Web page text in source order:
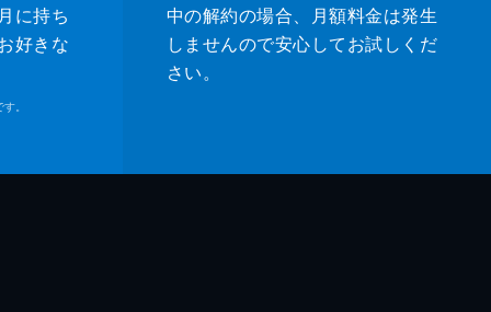
に持ち
好きな
。
中の解約の場合、月額料金は発生
しませんので安心してお試しくだ
さい。